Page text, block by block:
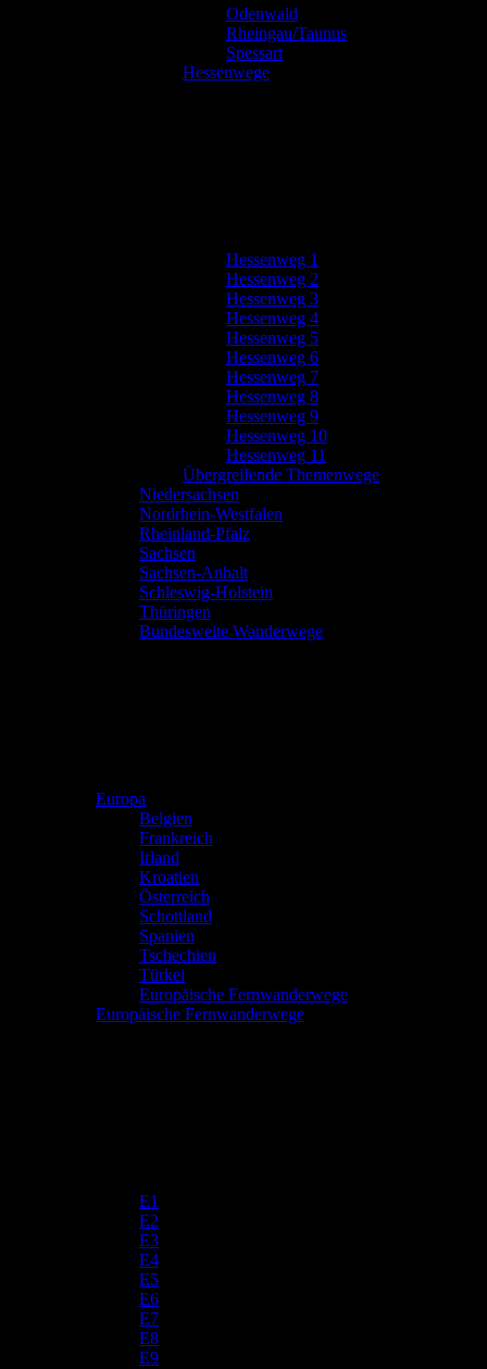
Odenwald
Rheingau/Taunus
Spessart
Hessenwege
Hessenweg 1
Hessenweg 2
Hessenweg 3
Hessenweg 4
Hessenweg 5
Hessenweg 6
Hessenweg 7
Hessenweg 8
Hessenweg 9
Hessenweg 10
Hessenweg 11
Übergreifende Themenwege
Niedersachsen
Nordrhein-Westfalen
Rheinland-Pfalz
Sachsen
Sachsen-Anhalt
Schleswig-Holstein
Thüringen
Bundesweite Wanderwege
Europa
Belgien
Frankreich
Irland
Kroatien
Österreich
Schottland
Spanien
Tschechien
Türkei
Europäische Fernwanderwege
Europäische Fernwanderwege
E1
E2
E3
E4
E5
E6
E7
E8
E9